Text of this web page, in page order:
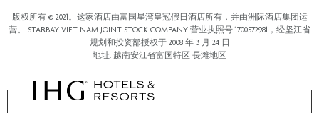
版权所有 © 2021。这家酒店由富国星湾皇冠假日酒店所有，并由洲际酒店集团运
营。 STARBAY VIET NAM JOINT STOCK COMPANY 营业执照号 1700572981，经坚江省
规划和投资部授权于 2008 年 3 月 24 日
地址: 越南安江省富国特区 長滩地区